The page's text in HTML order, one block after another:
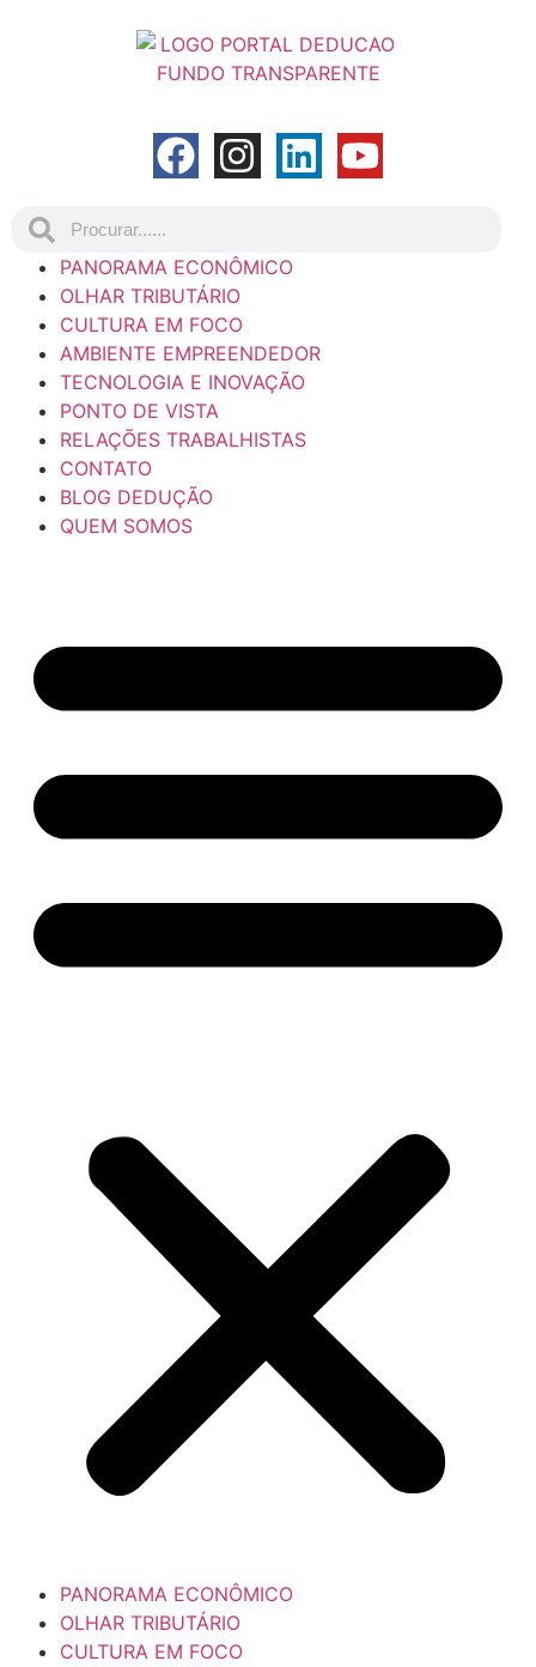
PANORAMA ECONÔMICO
OLHAR TRIBUTÁRIO
CULTURA EM FOCO
AMBIENTE EMPREENDEDOR
TECNOLOGIA E INOVAÇÃO
PONTO DE VISTA
RELAÇÕES TRABALHISTAS
CONTATO
BLOG DEDUÇÃO
QUEM SOMOS
PANORAMA ECONÔMICO
OLHAR TRIBUTÁRIO
CULTURA EM FOCO